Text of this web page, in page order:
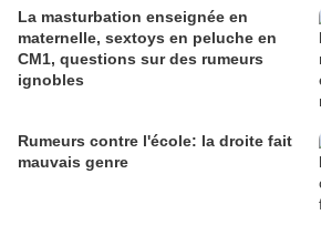
La masturbation enseignée en
maternelle, sextoys en peluche en
CM1, questions sur des rumeurs
ignobles
Rumeurs contre l'école: la droite fait
mauvais genre